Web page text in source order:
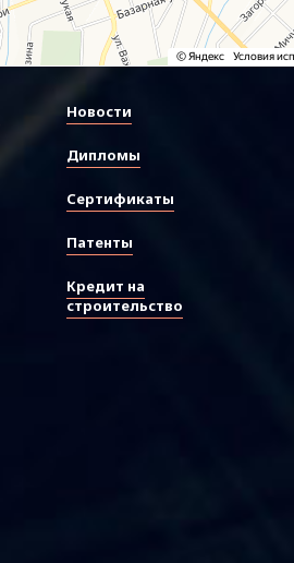
Новости
Дипломы
Сертификаты
Патенты
Кредит на
строительство